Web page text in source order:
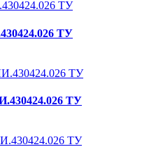
ТУ
ТУ